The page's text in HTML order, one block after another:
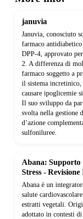
januvia
Januvia, conosciuto
farmaco
DPP-4, approvato
2. A differenza di
farmaco soggetto a
il sistema
causare ipoglicemie
Il suo sviluppo da
svolta nella gestione
d’azione
sulfoniluree.
Abana: Supporto
Stress -
Abana è un
salute
estratti vegetali.
adottato in contesti